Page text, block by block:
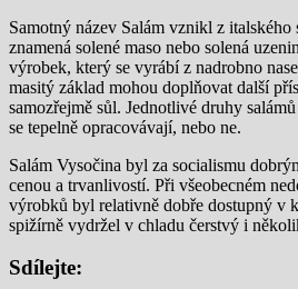
Samotný název Salám vznikl z italského
znamená solené maso nebo solená
výrobek, který se vyrábí z nadrobno
masitý základ mohou doplňovat další
samozřejmě sůl. Jednotlivé druhy
se tepelně opracovávají, nebo ne.
Salám Vysočina byl za socialismu
cenou a trvanlivostí. Při všeobecném
výrobků byl relativně dobře dostupný v
spižírně vydržel v chladu čerstvý i
Sdílejte: